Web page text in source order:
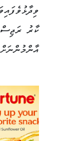
ކާރު